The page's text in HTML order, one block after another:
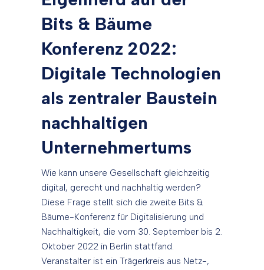
Bits & Bäume
Konferenz 2022:
Digitale Technologien
als zentraler Baustein
nachhaltigen
Unternehmertums
Wie kann unsere Gesellschaft gleichzeitig
digital, gerecht und nachhaltig werden?
Diese Frage stellt sich die zweite Bits &
Bäume-Konferenz für Digitalisierung und
Nachhaltigkeit, die vom 30. September bis 2.
Oktober 2022 in Berlin stattfand.
Veranstalter ist ein Trägerkreis aus Netz-,